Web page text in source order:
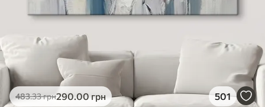
483.33грн290.00грн 501